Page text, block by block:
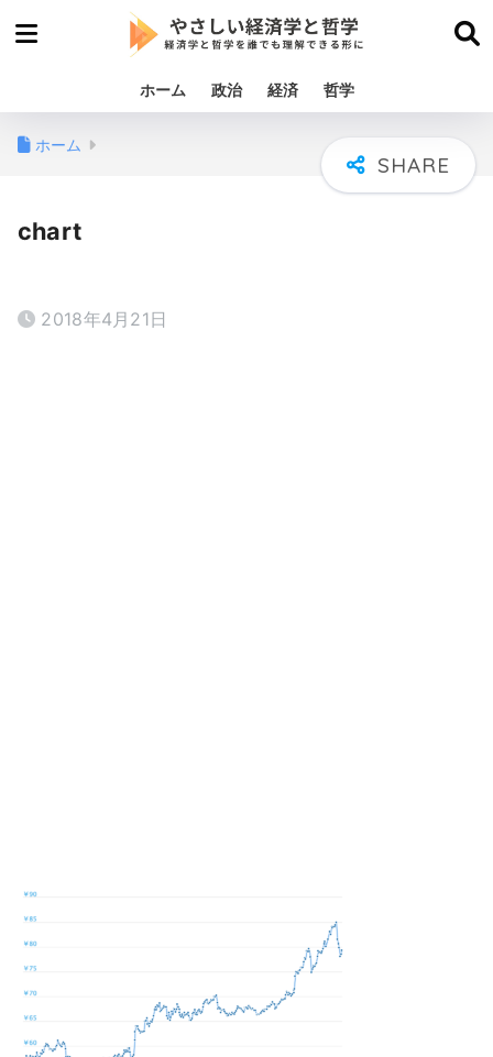
ホーム 政治 経済 哲学
ホーム
chart
2018年4月21日